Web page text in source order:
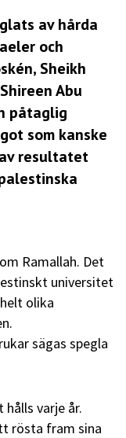
av hårda
och
Sheikh
Abu
påtaglig
som kanske
resultatet
Ramallah. Det
universitet
olika
sägas spegla
varje år.
rösta fram sina